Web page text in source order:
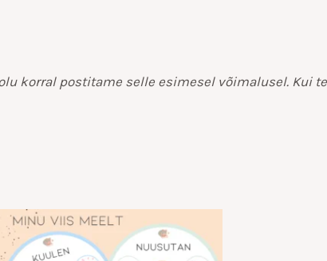
korral postitame selle esimesel võimalusel. Kui
€7.00
kuni